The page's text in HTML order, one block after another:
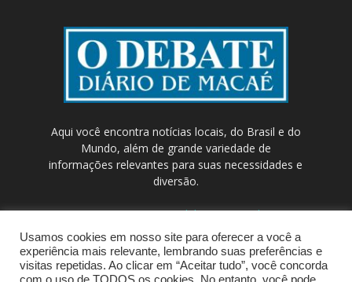
Aqui você encontra notícias locais, do Brasil e do
Mundo, além de grande variedade de
informações relevantes para suas necessidades e
diversão.
Contato:contato@odebateon.com.br /
comercia@odebateon.com.br
Usamos cookies em nosso site para oferecer a você a
experiência mais relevante, lembrando suas preferências e
visitas repetidas. Ao clicar em “Aceitar tudo”, você concorda